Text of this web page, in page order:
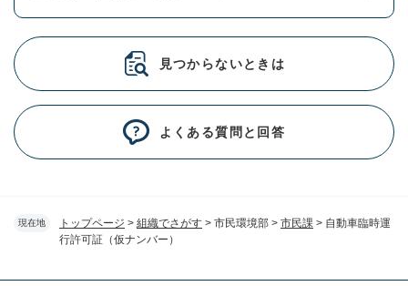
現在地 トップページ > 組織でさがす > 市民環境部 > 市民課 > 自動車臨時運
行許可証（仮ナンバー）
見つからないときは
よくある質問と回答